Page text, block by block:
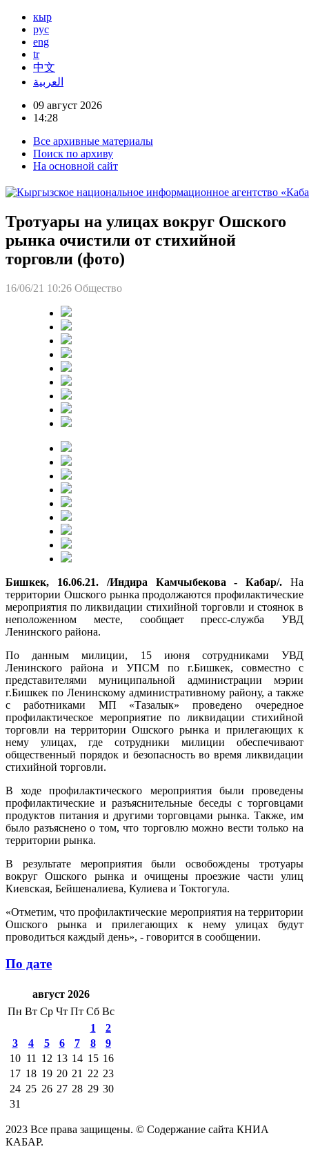
кыр
рус
eng
tr
中文
العربية
09 август 2026
14:28
Все архивные материалы
Поиск по архиву
На основной сайт
Тротуары на улицах вокруг Ошского
рынка очистили от стихийной
торговли (фото)
16/06/21 10:26 Общество
Бишкек, 16.06.21. /Индира Камчыбекова - Кабар/. На
территории Ошского рынка продолжаются профилактические
мероприятия по ликвидации стихийной торговли и стоянок в
неположенном месте, сообщает пресс-служба УВД
Ленинского района.
По данным милиции, 15 июня сотрудниками УВД
Ленинского района и УПСМ по г.Бишкек, совместно с
представителями муниципальной администрации мэрии
г.Бишкек по Ленинскому административному району, а также
с работниками МП «Тазалык» проведено очередное
профилактическое мероприятие по ликвидации стихийной
торговли на территории Ошского рынка и прилегающих к
нему улицах, где сотрудники милиции обеспечивают
общественный порядок и безопасность во время ликвидации
стихийной торговли.
В ходе профилактического мероприятия были проведены
профилактические и разъяснительные беседы с торговцами
продуктов питания и другими торговцами рынка. Также, им
было разъяснено о том, что торговлю можно вести только на
территории рынка.
В результате мероприятия были освобождены тротуары
вокруг Ошского рынка и очищены проезжие части улиц
Киевская, Бейшеналиева, Кулиева и Токтогула.
«Отметим, что профилактические мероприятия на территории
Ошского рынка и прилегающих к нему улицах будут
проводиться каждый день», - говорится в сообщении.
По дате
август 2026
Пн Вт Ср Чт Пт Сб Вс
1
2
3
4 5 6 7 8
9
10 11 12 13 14 15 16
17 18 19 20 21 22 23
24 25 26 27 28 29 30
31
2023 Все права защищены. © Содержание сайта КНИА
КАБАР.